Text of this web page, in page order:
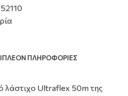
ΠΛΗΡΟΦΟΡΊΕΣ
λάστιχο Ultraflex 50m της